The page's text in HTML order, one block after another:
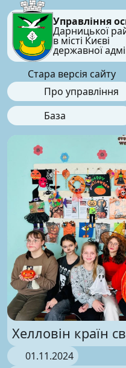
Управління
Дарницької
в місті Києві
державної
Стара версія сайту
Про управління
База
Хелловін країн
01.11.2024